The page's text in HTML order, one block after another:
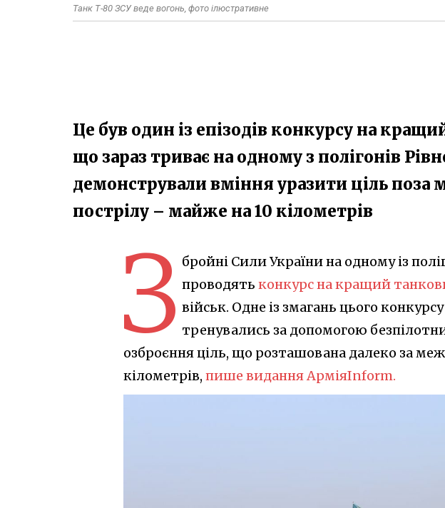
Танк Т-80 ЗСУ веде вогонь, фото ілюстративне
Це був один із епізодів конкурсу на
що зараз триває на одному з полігонів
демонстрували вміння уразити ціль
пострілу – майже на 10 кілометрів
З бройні Сили України на одному із
проводять конкурс на кращий
військ. Одне із змагань цього
тренувались за допомогою
озброєння ціль, що розташована далеко за
кілометрів, пише видання АрміяInform.